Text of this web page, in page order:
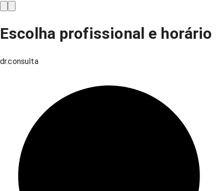
Escolha profissional e horário
dr.consulta